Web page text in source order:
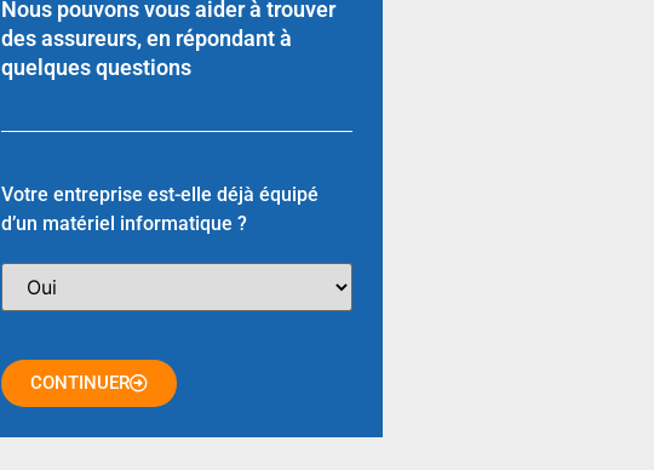
Nous pouvons vous aider à trouver
des assureurs, en répondant à
quelques questions
Votre entreprise est-elle déjà équipé
d’un matériel informatique ?
CONTINUER